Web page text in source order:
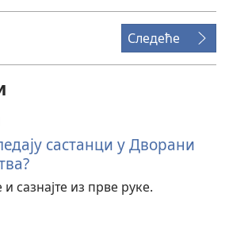
Следеће
састанци у Дворани
и сазнајте из прве руке.